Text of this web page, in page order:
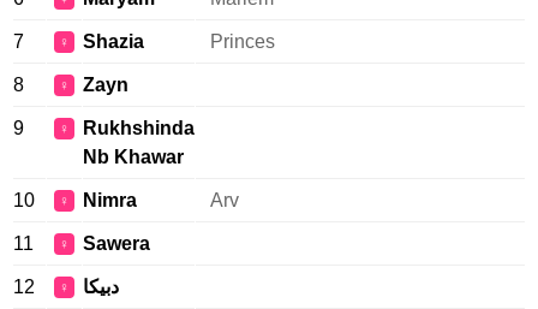
7 ♀ Shazia Princes
8 ♀ Zayn
9 ♀
Rukhshinda
Nb Khawar
10 ♀ Nimra Arv
11 ♀ Sawera
12 ♀ دبيكا